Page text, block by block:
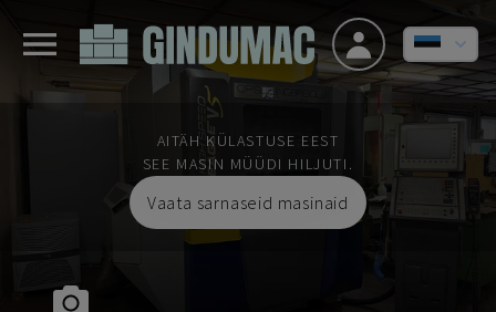
AITÄH KÜLASTUSE EEST
SEE MASIN MÜÜDI HILJUTI.
Vaata sarnaseid masinaid